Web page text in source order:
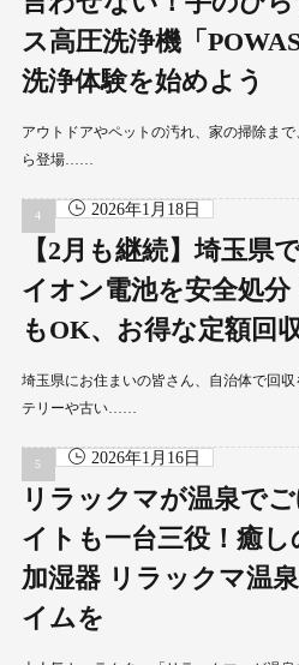
ス高圧洗浄機「
洗浄体験を始めよう
アウトドアやペットの汚れ、家の掃除ま
ら登場……
2026年1月18日
【2月も継続】埼玉県
イオン電池を安全処
もOK、お得な定額回
埼玉県にお住まいの皆さん、自治体で回
テリーや古い……
2026年1月16日
リラックマが温泉で
イトも一台三役！癒
加湿器 リラックマ温
イムを